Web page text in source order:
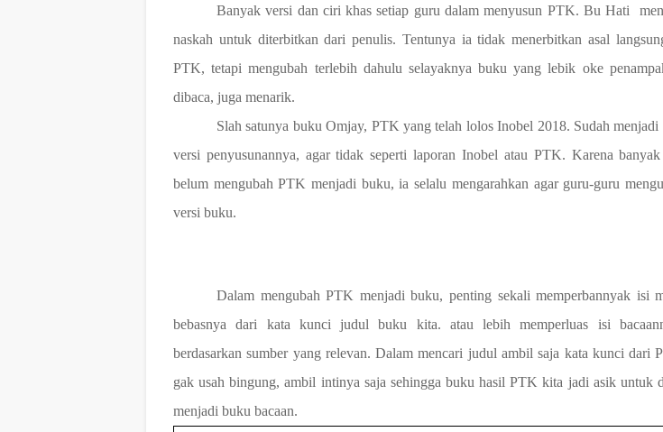
Banyak versi dan ciri khas setiap guru dalam menyusun PTK. Bu Hati
naskah untuk diterbitkan dari penulis. Tentunya ia tidak menerbitkan asal
PTK, tetapi mengubah terlebih dahulu selayaknya buku yang lebik oke
dibaca, juga menarik.
Slah satunya buku Omjay, PTK yang telah lolos Inobel 2018. Sudah menjadi
versi penyusunannya, agar tidak seperti laporan Inobel atau PTK. Karena
belum mengubah PTK menjadi buku, ia selalu mengarahkan agar guru-guru
versi buku.
Dalam mengubah PTK menjadi buku, penting sekali memperbannyak isi
bebasnya dari kata kunci judul buku kita. atau lebih memperluas isi
berdasarkan sumber yang relevan. Dalam mencari judul ambil saja kata kunci dari
gak usah bingung, ambil intinya saja sehingga buku hasil PTK kita jadi asik untuk
menjadi buku bacaan.